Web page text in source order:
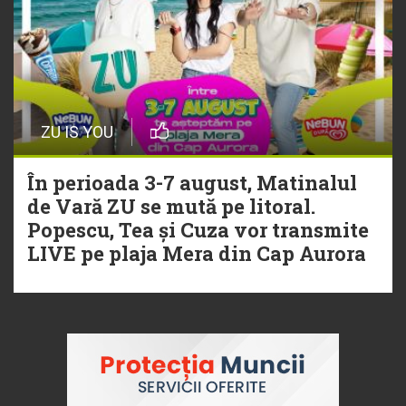
ZU IS YOU
În perioada 3-7 august, Matinalul
de Vară ZU se mută pe litoral.
Popescu, Tea și Cuza vor transmite
LIVE pe plaja Mera din Cap Aurora